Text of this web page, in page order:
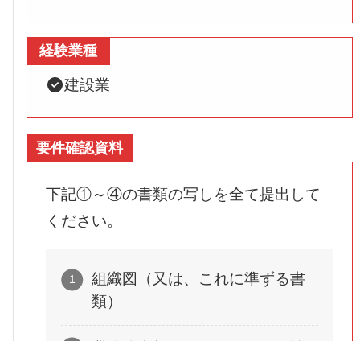
経験業種
建設業
要件確認資料
下記①～④の書類の写しを全て提出して
ください。
組織図（又は、これに準ずる書
類）